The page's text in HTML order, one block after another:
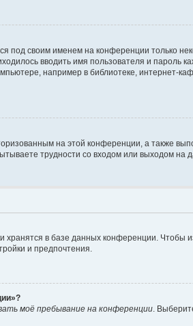
под своим именем на конференции только
вводить имя пользователя и пароль
например в библиотеке, интернет-
на этой конференции, а также
трудности со входом или выходом
хранятся в базе данных конференции. Чтобы
и предпочтения.
моё пребывание на конференции.